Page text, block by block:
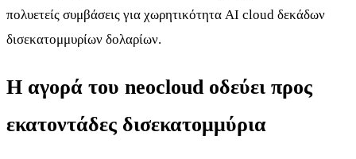
πολυετείς συμβάσεις για χωρητικότητα AI cloud δεκάδων
δισεκατομμυρίων δολαρίων.
Η αγορά του neocloud οδεύει προς
εκατοντάδες δισεκατομμύρια